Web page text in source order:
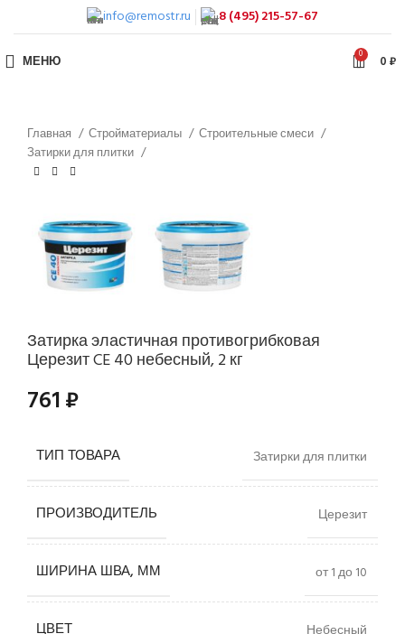
info@remostr.ru 8 (495) 215-57-67
МЕНЮ 0 0₽
Главная Стройматериалы
Строительные смеси
Затирки для плитки
Затирка эластичная противогрибковая
Церезит CE 40 небесный, 2 кг
761₽
ТИП ТОВАРА Затирки для плитки
ПРОИЗВОДИТЕЛЬ Церезит
ШИРИНА ШВА, ММ от 1 до 10